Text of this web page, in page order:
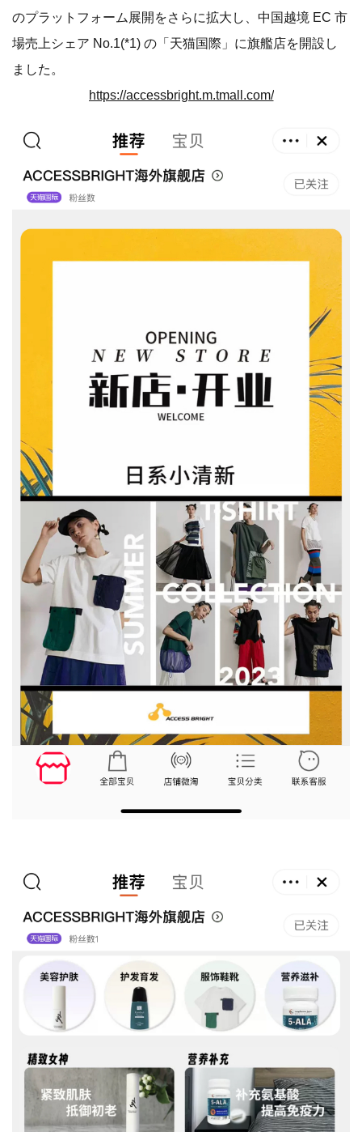
のプラットフォーム展開をさらに拡大し、中国越境 EC 市
場売上シェア No.1(*1) の「天猫国際」に旗艦店を開設し
ました。
https://accessbright.m.tmall.com/